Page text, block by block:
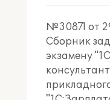
№30871 от
Сборник
экзамену